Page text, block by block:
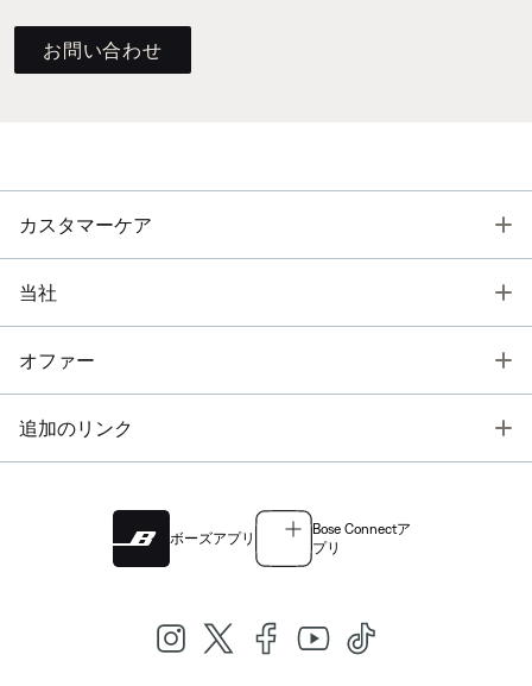
お問い合わせ
カスタマーケア
当社
オファー
追加のリンク
ボーズアプリ
Bose Connectア
プリ